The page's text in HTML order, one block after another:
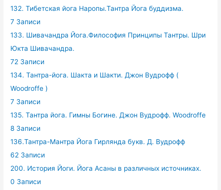
132. Тибетская йога Наропы.Тантра Йога буддизма.
7 Записи
133. Шивачандра Йога.Философия Принципы Тантры. Шри
Юкта Шивачандра.
72 Записи
134. Тантра-йога. Шакта и Шакти. Джон Вудрофф (
Woodroffe )
7 Записи
135. Тантра йога. Гимны Богине. Джон Вудрофф. Woodroffe
8 Записи
136.Тантра-Мантра Йога Гирлянда букв. Д. Вудрофф
62 Записи
200. История Йоги. Йога Асаны в различных источниках.
0 Записи